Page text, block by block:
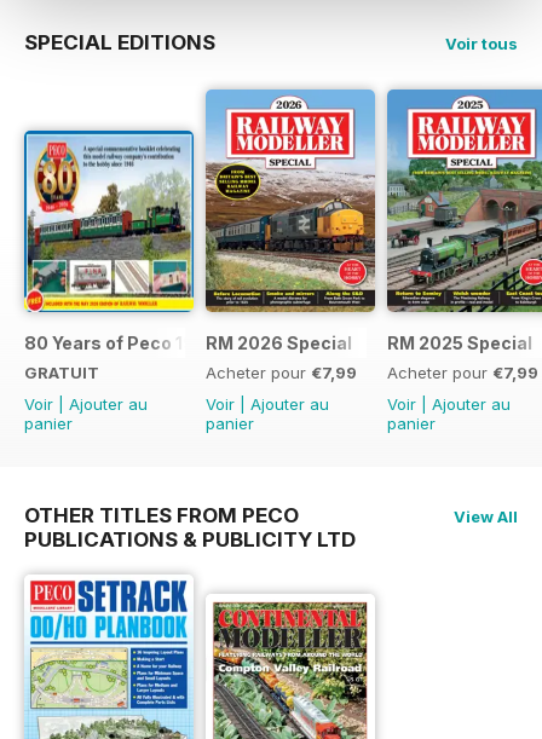
SPECIAL EDITIONS Voir tous
80 Years of Peco 1946 - 2026
GRATUIT
Voir
Ajouter au
panier
RM 2026 Special
Acheter pour €7,99
Voir
Ajouter au
panier
RM 2025 Special
Acheter pour €7,99
Voir
Ajouter au
panier
OTHER TITLES FROM PECO
PUBLICATIONS & PUBLICITY LTD
View All